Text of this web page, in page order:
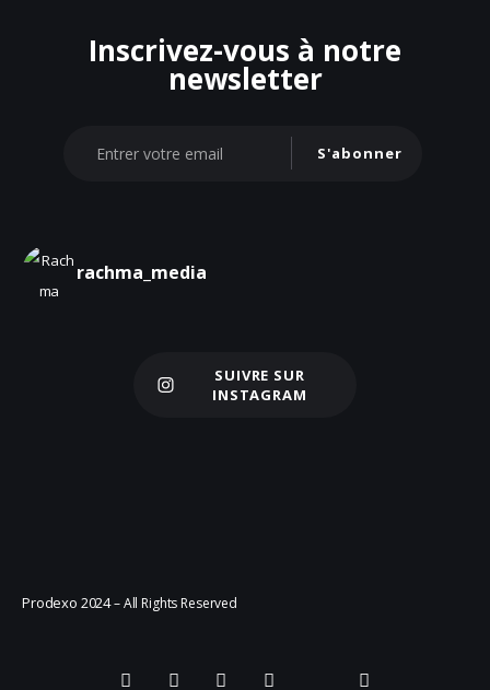
Inscrivez-vous à notre
newsletter
S'abonner
rachma_media
Charger plus
SUIVRE SUR
INSTAGRAM
Prodexo 2024– All Rights Reserved